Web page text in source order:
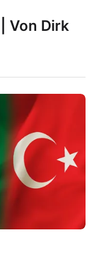
Von Dirk